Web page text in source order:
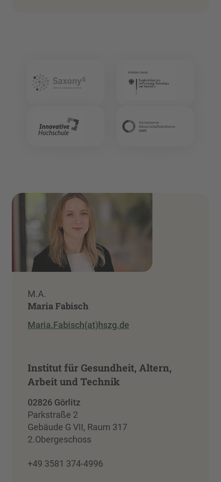
M.A.
Maria Fabisch
Maria.Fabisch(at)hszg.de
Institut für Gesundheit, Altern,
Arbeit und Technik
02826 Görlitz
Parkstraße 2
Gebäude G VII, Raum 317
2.Obergeschoss
+49 3581 374-4996